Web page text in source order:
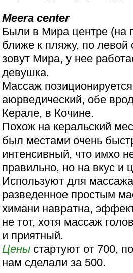
Meera center
Были в Мира центре (на
ближе к пляжу, по левой
зовут Мира, у нее
девушка.
Массаж
аюрведический, обе
Керале, в Кочине.
Похож на керальский
был местами очень
интенсивный, что имхо
правильно, но на вкус и
Используют для
разведенное простым
химани навратна,
не тот, хотя массаж
и приятный.
Цены стартуют от 700,
нам сделали за 500.